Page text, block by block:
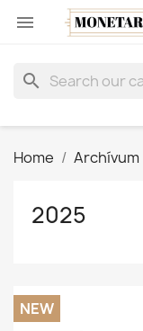

search
Home Archívum
2025
NEW